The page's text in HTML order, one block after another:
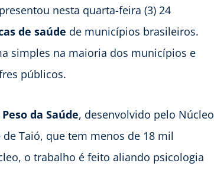
nesta quarta-feira (3) 24
de saúde de municípios brasileiros.
simples na maioria dos municípios e
públicos.
da Saúde, desenvolvido pelo Núcleo
Taió, que tem menos de 18 mil
o trabalho é feito aliando psicologia